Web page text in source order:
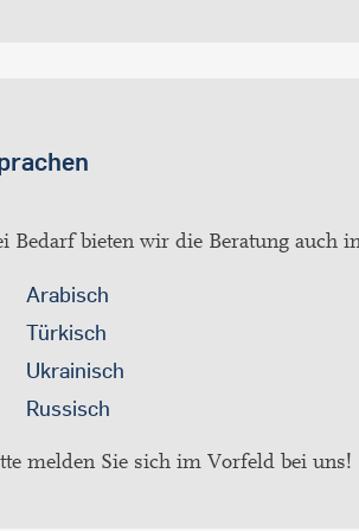
Bedarf bieten wir die Beratung auch
Arabisch
Türkisch
Ukrainisch
Russisch
melden Sie sich im Vorfeld bei uns!